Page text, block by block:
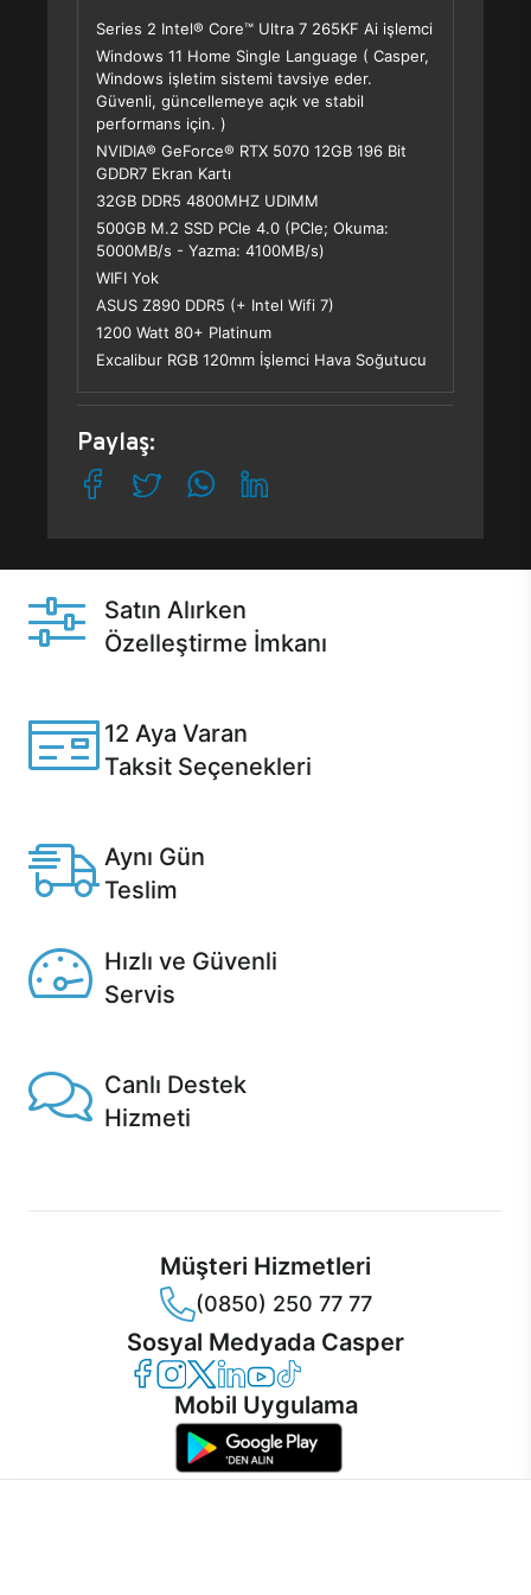
Series 2 Intel® Core™ Ultra 7 265KF Ai işlemci
Windows 11 Home Single Language ( Casper,
Windows işletim sistemi tavsiye eder.
Güvenli, güncellemeye açık ve stabil
performans için. )
NVIDIA® GeForce® RTX 5070 12GB 196 Bit
GDDR7 Ekran Kartı
32GB DDR5 4800MHZ UDIMM
500GB M.2 SSD PCle 4.0 (PCle; Okuma:
5000MB/s - Yazma: 4100MB/s)
WIFI Yok
ASUS Z890 DDR5 (+ Intel Wifi 7)
1200 Watt 80+ Platinum
Excalibur RGB 120mm İşlemci Hava Soğutucu
Paylaş:
Satın Alırken
Özelleştirme İmkanı
12 Aya Varan
Taksit Seçenekleri
Aynı Gün
Teslim
Hızlı ve Güvenli
Servis
Canlı Destek
Hizmeti
Müşteri Hizmetleri
(0850) 250 77 77
Sosyal Medyada Casper
Casper Facebook
Casper Instagram
Casper Twitter
Casper LinkedIn
Casper YouTube
Casper TikTok
Mobil Uygulama